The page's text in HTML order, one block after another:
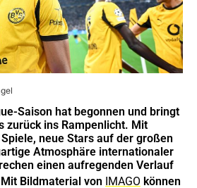
Saison hat begonnen und bringt
zurück ins Rampenlicht. Mit
neue Stars auf der großen
Atmosphäre internationaler
einen aufregenden Verlauf
Bildmaterial von IMAGO können